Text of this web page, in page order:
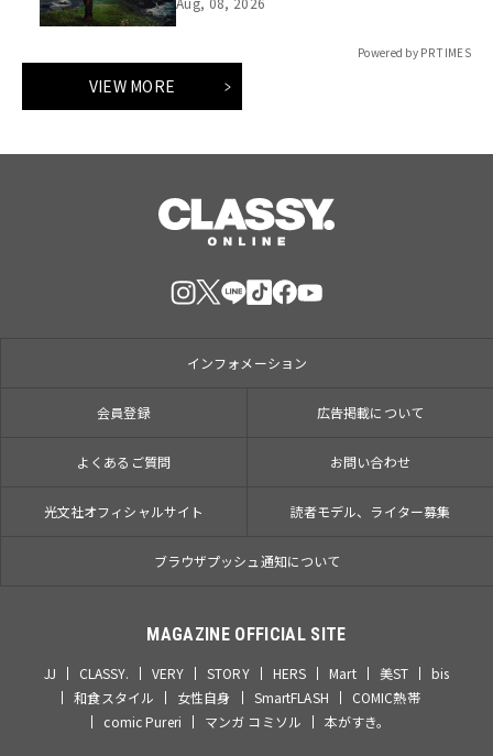
Powered by PR TIMES
VIEW MORE
インフォメーション
会員登録 広告掲載について
よくあるご質問 お問い合わせ
光文社オフィシャルサイト 読者モデル、ライター募集
ブラウザプッシュ通知について
MAGAZINE OFFICIAL SITE
JJ CLASSY. VERY STORY HERS Mart 美ST
bis
和食スタイル
女性自身 SmartFLASH
COMIC熱帯
comic Pureri
マンガ コミソル 本がすき。